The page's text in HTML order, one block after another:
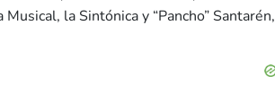
la Sintónica y “Pancho” Santarén,